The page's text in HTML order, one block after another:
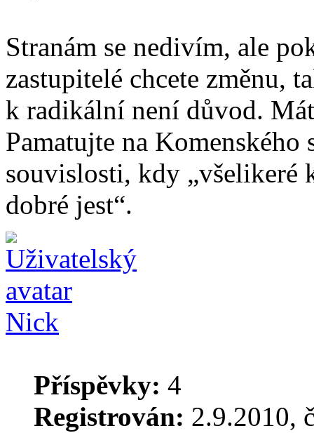
Stranám se nedivím, ale
zastupitelé chcete změnu,
k radikální není důvod.
Pamatujte na
souvislosti, kdy
dobré jest“.
Nick
Příspěvky: 4
Registrován: 2.9.2010,